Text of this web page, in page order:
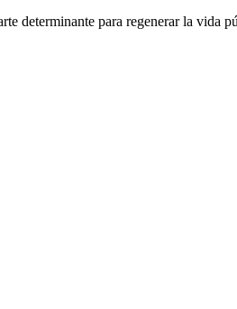
determinante para regenerar la